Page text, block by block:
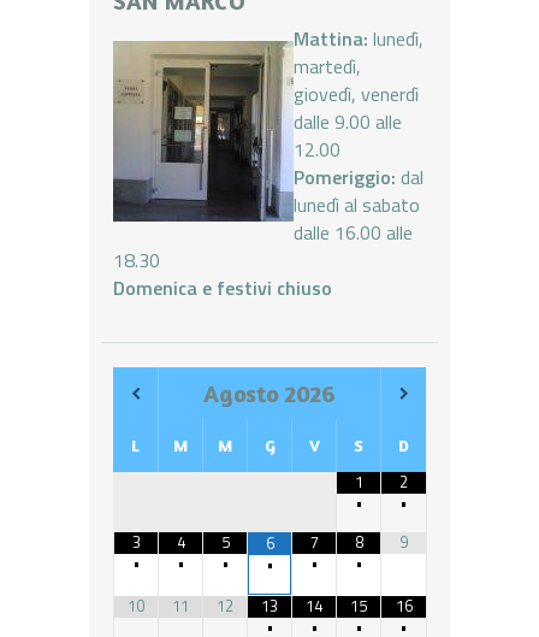
Mattina: lunedì,
martedì,
giovedì, venerdì
dalle 9.00 alle
12.00
Pomeriggio: dal
lunedì al sabato
dalle 16.00 alle
18.30
Domenica e festivi chiuso
Agosto2026
L M M G V S D
1
•
2
•
3
•
4
•
5
•
6
•
7
•
8
•
9
10 11 12
13
•
14
•
15
•
16
•